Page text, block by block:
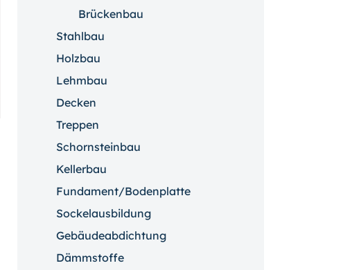
Brückenbau
Stahlbau
Holzbau
Lehmbau
Decken
Treppen
Schornsteinbau
Kellerbau
Fundament/Bodenplatte
Sockelausbildung
Gebäudeabdichtung
Dämmstoffe